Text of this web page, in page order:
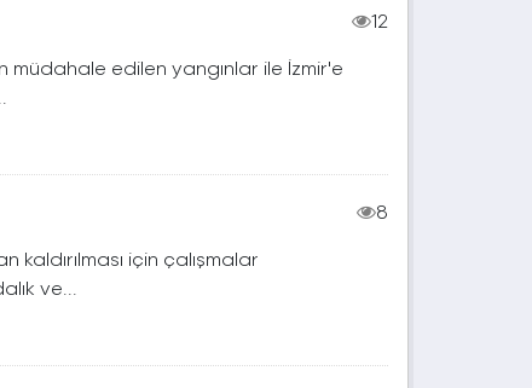
12
edilen yangınlar ile İzmir'e
8
kaldırılması için çalışmalar
ve...